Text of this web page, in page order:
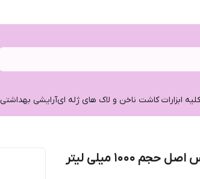
کلیه ابزارات کاشت ناخن و لاک های ژله ایآرایشی بهداشتی
1000 میلی لیتر